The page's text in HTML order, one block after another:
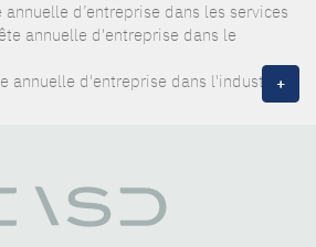
annuelle d’entreprise dans les services
annuelle d'entreprise dans le
annuelle d'entreprise dans l'industrie+